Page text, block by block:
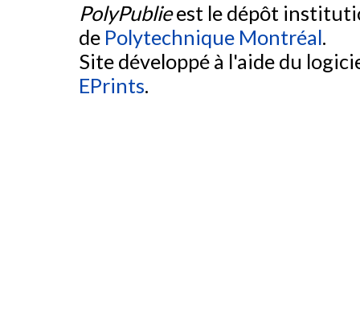
PolyPublieest le dépôt
de Polytechnique Montréal.
Site développé à l'aide du
EPrints.